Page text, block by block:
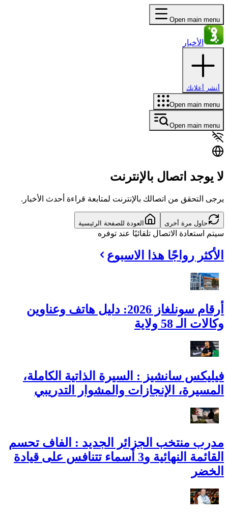
Open main menu
الأخبار
أنشر أعلانك
Open main menu
Open main menu
لا يوجد اتصال بالإنترنت
يرجى التحقق من اتصالك بالإنترنت لمتابعة قراءة أحدث الأخبار.
حاول مرة أخرى العودة للصفحة الرئيسية
سيتم استعادة الاتصال تلقائيًا عند توفره
الأكثر رواجًا هذا الاسبوع
أرقام سونلغاز 2026: دليل هاتف وعناوين
وكالات الـ 58 ولاية
فيليكس سانشيز : السيرة الذاتية الكاملة،
المسيرة، الإنجازات والمشوار التدريبي
مدرب منتخب الجزائر الجديد : الفاف تحسم
القائمة النهائية و3 أسماء تتنافس على قيادة
الخضر